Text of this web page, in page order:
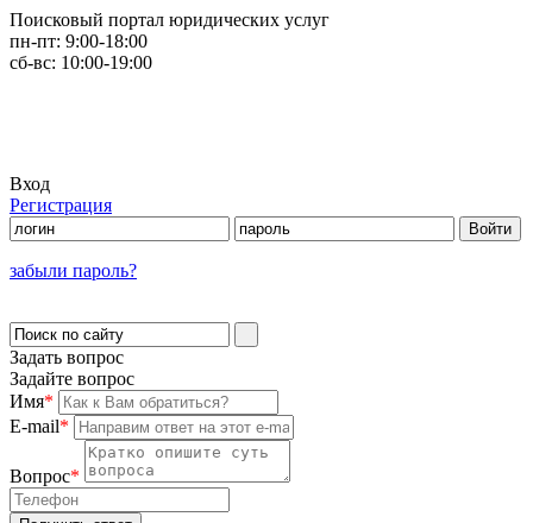
Поисковый портал юридических услуг
пн-пт: 9:00-18:00
сб-вс: 10:00-19:00
Вход
Регистрация
забыли пароль?
Задать вопрос
Задайте вопрос
Имя*
E-mail*
Вопрос*